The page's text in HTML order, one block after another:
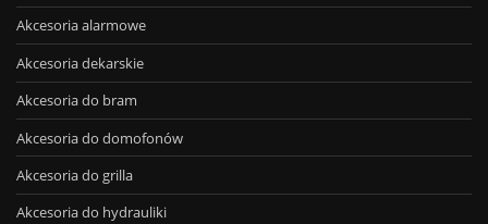
Akcesoria alarmowe
Akcesoria dekarskie
Akcesoria do bram
Akcesoria do domofonów
Akcesoria do grilla
Akcesoria do hydrauliki